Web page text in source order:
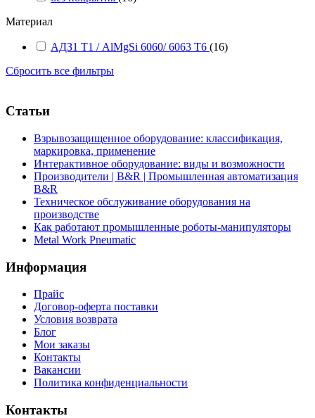
Материал
АДЗ1 Т1 / AlMgSi 6060/ 6063 Т6 (16)
Сбросить все фильтры
Статьи
Взрывозащищенное оборудование: классификация,
маркировка, применение
Интерактивное оборудование: виды и возможности
Производители | B&R | Промышленная автоматизация
B&R
Техническое обслуживание оборудования на
производстве
Как работают промышленные роботы-манипуляторы
Metal Work Pneumatic
Информация
Прайс
Договор-оферта поставки
Условия возврата
Блог
Мои заказы
Контакты
Вакансии
Политика конфиденциальности
Контакты